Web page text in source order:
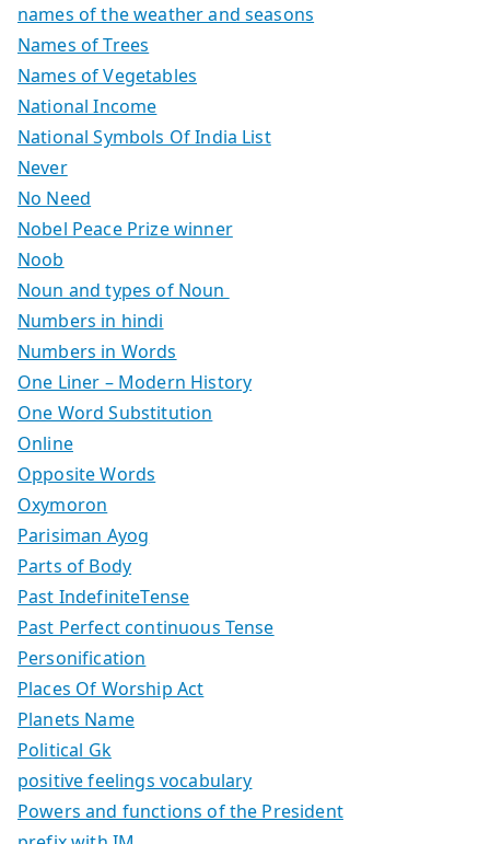
names of the weather and seasons
Names of Trees
Names of Vegetables
National Income
National Symbols Of India List
Never
No Need
Nobel Peace Prize winner
Noob
Noun and types of Noun
Numbers in hindi
Numbers in Words
One Liner – Modern History
One Word Substitution
Online
Opposite Words
Oxymoron
Parisiman Ayog
Parts of Body
Past IndefiniteTense
Past Perfect continuous Tense
Personification
Places Of Worship Act
Planets Name
Political Gk
positive feelings vocabulary
Powers and functions of the President